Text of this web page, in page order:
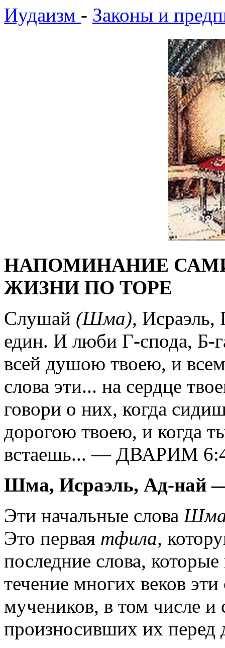
Иудаизм - Законы и
НАПОМИНАНИЕ
ЖИЗНИ ПО ТОРЕ
Слушай (Шма),
един. И люби Г-спода, Б-
всей душою твоею, и
слова эти... на сердце
говори о них, когда
дорогою твоею, и когда
встаешь... — ДВАРИМ
Шма, Исраэль, Ад-най
Эти начальные слова
Это первая тфила,
последние слова,
течение многих веков
мучеников, в том числе и
произносивших их перед